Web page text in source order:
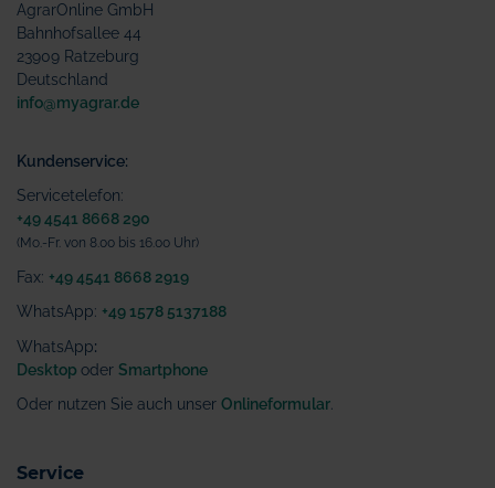
AgrarOnline GmbH
Bahnhofsallee 44
23909 Ratzeburg
Deutschland
info@myagrar.de
Kundenservice:
Servicetelefon:
+49 4541 8668 290
(Mo.-Fr. von 8.00 bis 16.00 Uhr)
Fax: +49 4541 8668 2919
WhatsApp: +49 1578 5137188
WhatsApp:
Desktop oder Smartphone
Oder nutzen Sie auch unser Onlineformular
Service